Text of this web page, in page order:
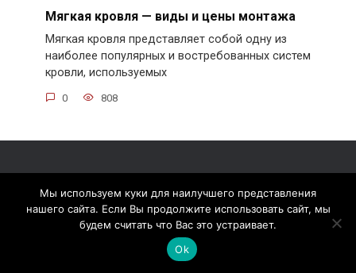
Мягкая кровля — виды и цены монтажа
Мягкая кровля представляет собой одну из
наиболее популярных и востребованных систем
кровли, используемых
0 808
Обзор рынка кровельных материалов,
технологий производства и технических
Мы используем куки для наилучшего представления
нашего сайта. Если Вы продолжите использовать сайт, мы
будем считать что Вас это устраивает.
Ok